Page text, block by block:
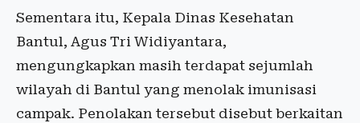
Sementara itu, Kepala Dinas Kesehatan
Bantul, Agus Tri Widiyantara,
mengungkapkan masih terdapat sejumlah
wilayah di Bantul yang menolak imunisasi
campak. Penolakan tersebut disebut berkaitan